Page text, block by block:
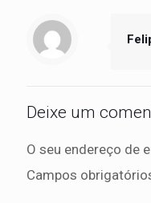
Deixe um
O seu endereço de
Campos